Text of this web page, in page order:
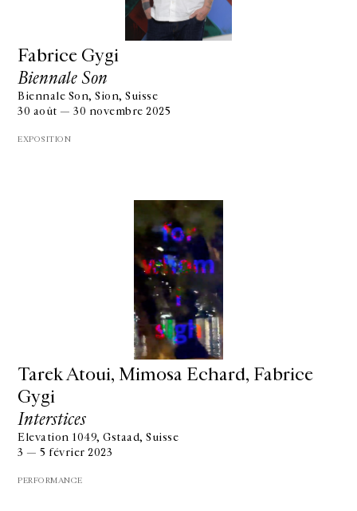
Fabrice Gygi
Biennale Son
Biennale Son, Sion, Suisse
30 août — 30 novembre 2025
EXPOSITION
Tarek Atoui, Mimosa Echard, Fabrice
Gygi
Interstices
Elevation 1049, Gstaad, Suisse
3 — 5 février 2023
PERFORMANCE